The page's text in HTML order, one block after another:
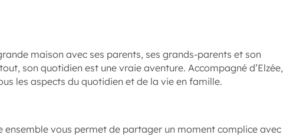
maison avec ses parents, ses grands-parents et son
son quotidien est une vraie aventure. Accompagné d’Elzée,
les aspects du quotidien et de la vie en famille.
ensemble vous permet de partager un moment complice avec